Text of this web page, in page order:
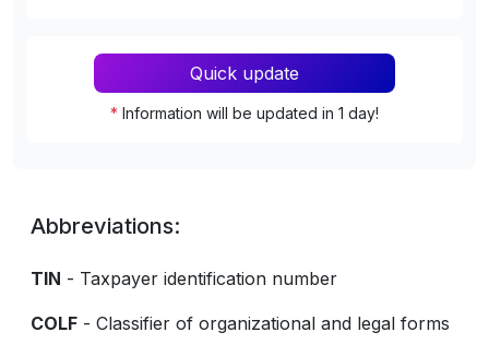
Quick update
* Information will be updated in 1 day!
Abbreviations:
TIN - Taxpayer identification number
COLF - Classifier of organizational and legal forms